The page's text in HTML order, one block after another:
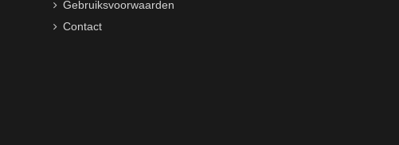
Gebruiksvoorwaarden
Contact